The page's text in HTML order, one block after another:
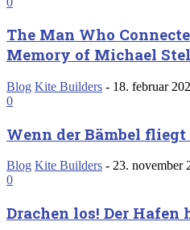
The Man Who
Memory of Michael
Blog Kite Builders - 18. februar
0
Wenn der Bämbel
Blog Kite Builders - 23. november
0
Drachen los! Der Hafen